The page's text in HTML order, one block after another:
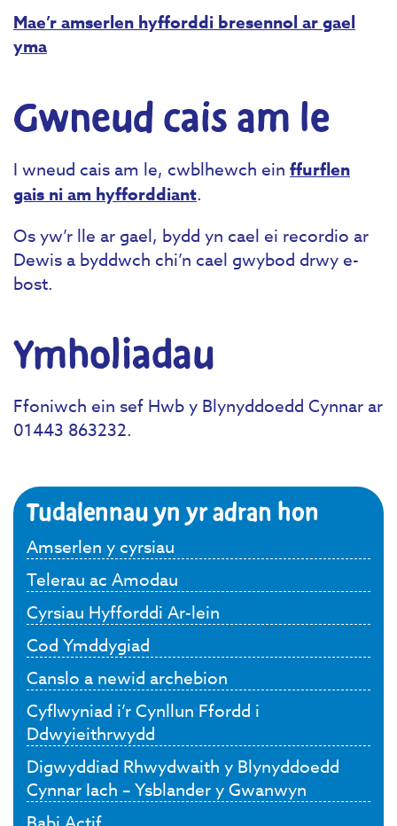
Mae’r amserlen hyfforddi bresennol ar gael
yma
Gwneud cais am le
I wneud cais am le, cwblhewch ein ffurflen
gais ni am hyfforddiant.
Os yw’r lle ar gael, bydd yn cael ei recordio ar
Dewis a byddwch chi’n cael gwybod drwy e-
bost.
Ymholiadau
Ffoniwch ein sef Hwb y Blynyddoedd Cynnar ar
01443 863232.
Tudalennau yn yr adran hon
Amserlen y cyrsiau
Telerau ac Amodau
Cyrsiau Hyfforddi Ar-lein
Cod Ymddygiad
Canslo a newid archebion
Cyflwyniad i’r Cynllun Ffordd i
Ddwyieithrwydd
Digwyddiad Rhwydwaith y Blynyddoedd
Cynnar Iach – Ysblander y Gwanwyn